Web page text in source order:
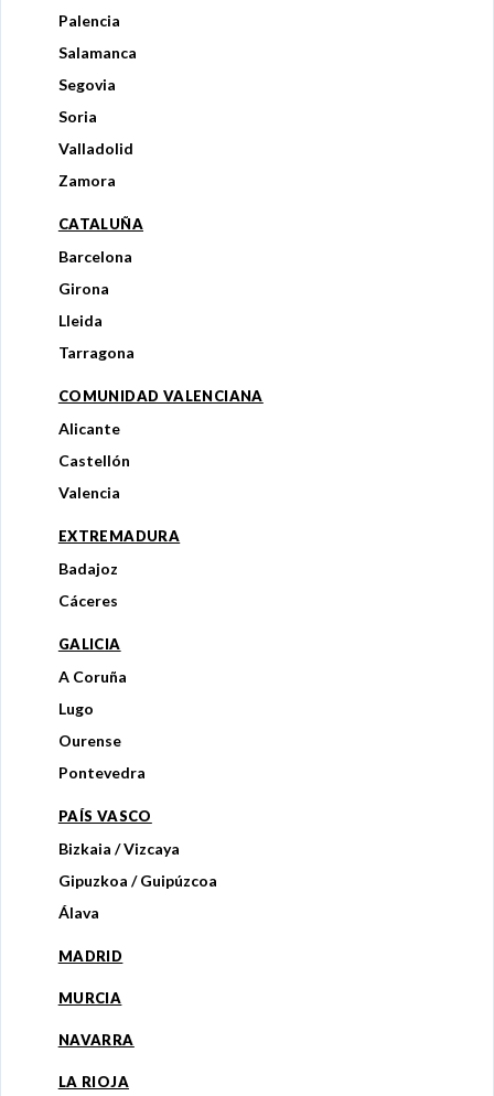
Palencia
Salamanca
Segovia
Soria
Valladolid
Zamora
CATALUÑA
Barcelona
Girona
Lleida
Tarragona
COMUNIDAD VALENCIANA
Alicante
Castellón
Valencia
EXTREMADURA
Badajoz
Cáceres
GALICIA
A Coruña
Lugo
Ourense
Pontevedra
PAÍS VASCO
Bizkaia / Vizcaya
Gipuzkoa / Guipúzcoa
Álava
MADRID
MURCIA
NAVARRA
LA RIOJA